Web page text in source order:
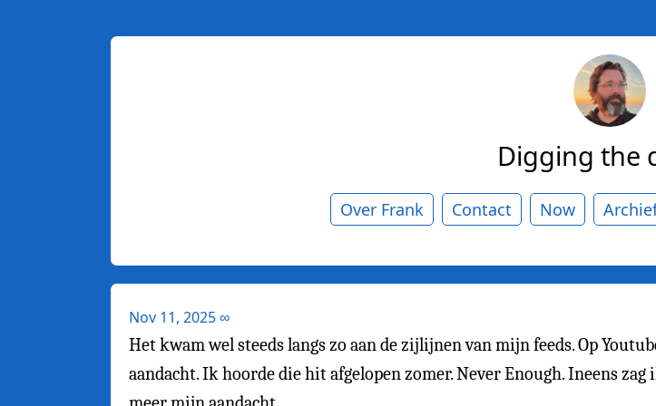
Digging the
Over Frank Contact Now
Nov 11, 2025∞
Het kwam wel steeds langs zo aan de zijlijnen van mijn feeds. Op
aandacht. Ik hoorde die hit afgelopen zomer. Never Enough. Ineens zag